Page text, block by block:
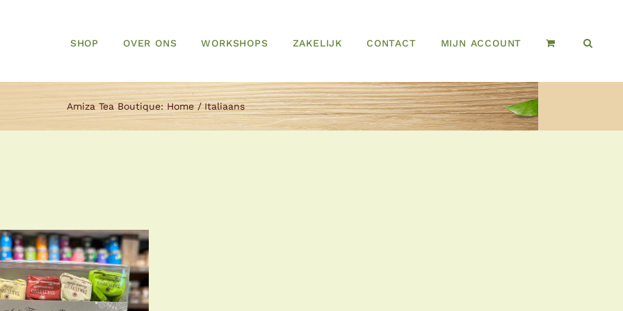
SHOP OVER ONS WORKSHOPS ZAKELIJK CONTACT MIJN ACCOUNT
Amiza Tea Boutique: Home Italiaans